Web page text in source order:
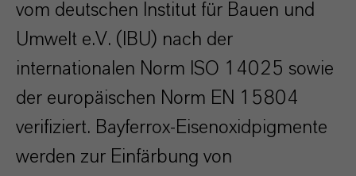
vom deutschen Institut für Bauen und
Umwelt e.V. (IBU) nach der
internationalen Norm ISO 14025 sowie
der europäischen Norm EN 15804
verifiziert. Bayferrox-Eisenoxidpigmente
werden zur Einfärbung von